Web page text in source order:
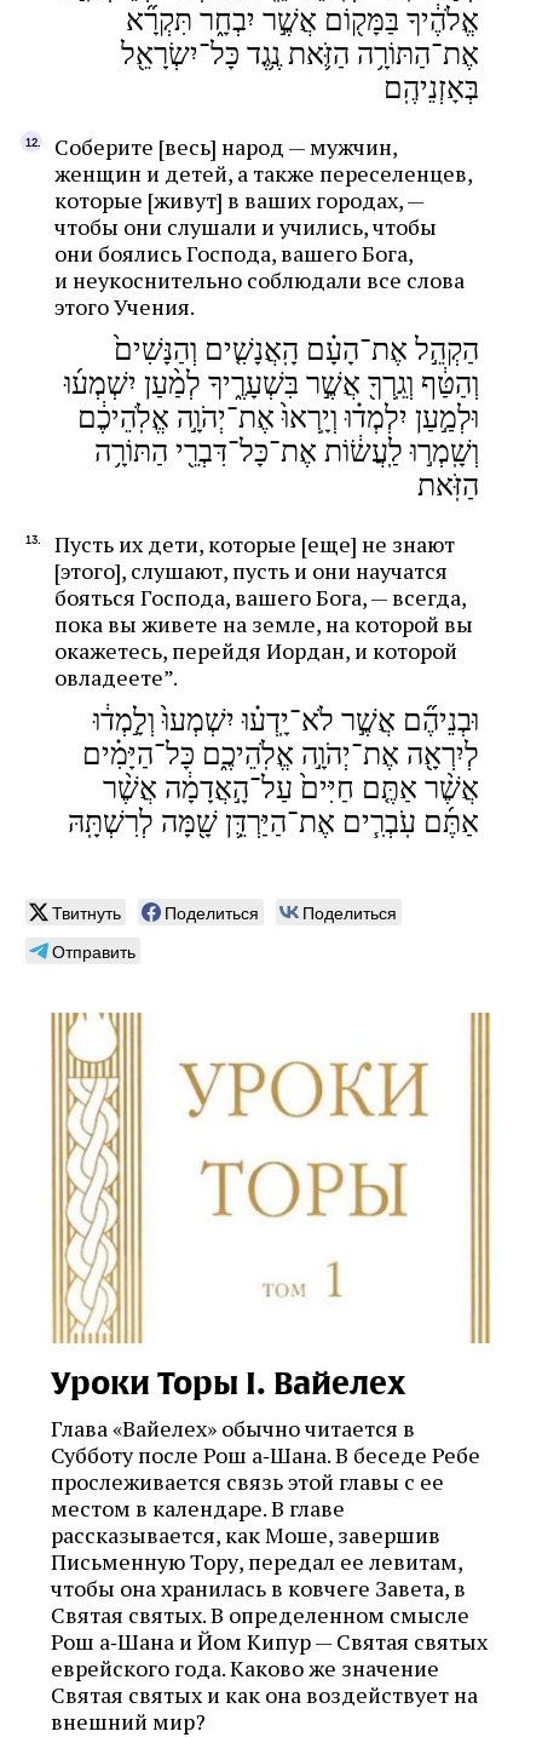
אֱלֹהֶ֔יךָ בַּמָּק֖וֹם אֲשֶׁ֣ר יִבְחָ֑ר תִּקְרָ֞א
אֶת־הַתּוֹרָ֥ה הַזֹּ֛את נֶ֥גֶד כָּל־יִשְׂרָאֵ֖ל
בְּאָזְנֵיהֶֽם
Соберите [весь] народ — мужчин,
женщин и детей, а также переселенцев,
которые [живут] в ваших городах, —
чтобы они слушали и учились, чтобы
они боялись Господа, вашего Бога,
и неукоснительно соблюдали все слова
этого Учения.
הַקְהֵ֣ל אֶת־הָעָ֗ם הָֽאֲנָשִׁ֤ים וְהַנָּשִׁים֙
וְהַטַּ֔ף וְגֵֽרְךָ֖ אֲשֶׁ֣ר בִּשְׁעָרֶ֑יךָ לְמַ֨עַן יִשְׁמְע֜וּ
וּלְמַ֣עַן יִלְמְד֗וּ וְיָֽרְאוּ֙ אֶת־יְהֹוָ֣ה אֱלֹֽהֵיכֶ֔ם
וְשָֽׁמְר֣וּ לַֽעֲשׂ֔וֹת אֶת־כָּל־דִּבְרֵ֖י הַתּוֹרָ֥ה
הַזֹּֽאת
Пусть их дети, которые [еще] не знают
[этого], слушают, пусть и они научатся
бояться Господа, вашего Бога, — всегда,
пока вы живете на земле, на которой вы
окажетесь, перей­дя Иордан, и которой
овладеете”.
וּבְנֵיהֶ֞ם אֲשֶׁ֣ר לֹא־יָֽדְע֗וּ יִשְׁמְעוּ֙ וְלָ֣מְד֔וּ
לְיִרְאָ֖ה אֶת־יְהֹוָ֣ה אֱלֹֽהֵיכֶ֑ם כָּל־הַיָּמִ֗ים
אֲשֶׁ֨ר אַתֶּ֤ם חַיִּים֙ עַל־הָ֣אֲדָמָ֔ה אֲשֶׁ֨ר
אַתֶּ֜ם עֹֽבְרִ֧ים אֶת־הַיַּרְדֵּ֛ן שָׁ֖מָּה לְרִשְׁתָּֽהּ
Твитнуть Поделиться
Поделиться
Отправить
Уроки Торы I. Вайелех
Глава «Вайелех» обычно читается в
Субботу после Рош а‑Шана. В беседе Ребе
прослеживается связь этой главы c ее
местом в календаре. В главе
рассказывается, как Моше, завершив
Письменную Тору, передал ее левитам,
чтобы она хранилась в ковчеге Завета, в
Святая святых. В определенном смысле
Рош а‑Шана и Йом Кипур — Святая святых
еврейского года. Каково же значение
Святая святых и как она воздействует на
внешний мир?